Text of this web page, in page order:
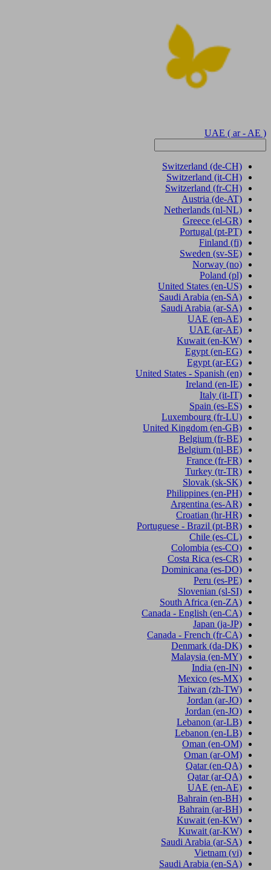
UAE ( ar - AE )
Switzerland (de-CH)
Switzerland (it-CH)
Switzerland (fr-CH)
Austria (de-AT)
Netherlands (nl-NL)
Greece (el-GR)
Portugal (pt-PT)
Finland (fi)
Sweden (sv-SE)
Norway (no)
Poland (pl)
United States (en-US)
Saudi Arabia (en-SA)
Saudi Arabia (ar-SA)
UAE (en-AE)
UAE (ar-AE)
Kuwait (en-KW)
Egypt (en-EG)
Egypt (ar-EG)
United States - Spanish (en)
Ireland (en-IE)
Italy (it-IT)
Spain (es-ES)
Luxembourg (fr-LU)
United Kingdom (en-GB)
Belgium (fr-BE)
Belgium (nl-BE)
France (fr-FR)
Turkey (tr-TR)
Slovak (sk-SK)
Philippines (en-PH)
Argentina (es-AR)
Croatian (hr-HR)
Portuguese - Brazil (pt-BR)
Chile (es-CL)
Colombia (es-CO)
Costa Rica (es-CR)
Dominicana (es-DO)
Peru (es-PE)
Slovenian (sl-SI)
South Africa (en-ZA)
Canada - English (en-CA)
Japan (ja-JP)
Canada - French (fr-CA)
Denmark (da-DK)
Malaysia (en-MY)
India (en-IN)
Mexico (es-MX)
Taiwan (zh-TW)
Jordan (ar-JO)
Jordan (en-JO)
Lebanon (ar-LB)
Lebanon (en-LB)
Oman (en-OM)
Oman (ar-OM)
Qatar (en-QA)
Qatar (ar-QA)
UAE (en-AE)
Bahrain (en-BH)
Bahrain (ar-BH)
Kuwait (en-KW)
Kuwait (ar-KW)
Saudi Arabia (ar-SA)
Vietnam (vi)
Saudi Arabia (en-SA)